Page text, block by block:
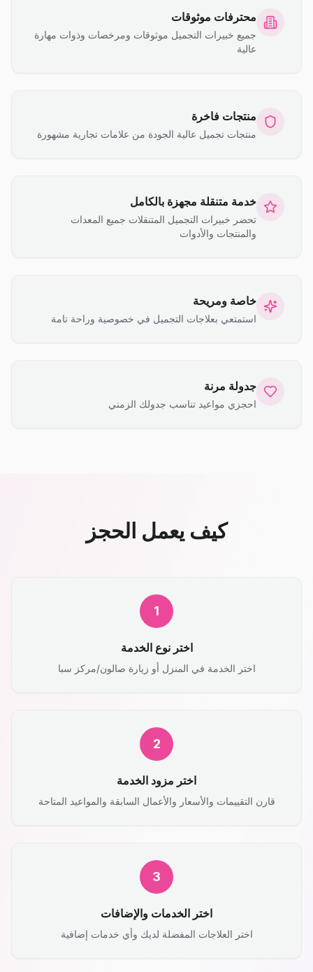
محترفات موثوقات
جميع خبيرات التجميل موثوقات ومرخصات وذوات مهارة
عالية
منتجات فاخرة
منتجات تجميل عالية الجودة من علامات تجارية مشهورة
خدمة متنقلة مجهزة بالكامل
تحضر خبيرات التجميل المتنقلات جميع المعدات
والمنتجات والأدوات
خاصة ومريحة
استمتعي بعلاجات التجميل في خصوصية وراحة تامة
جدولة مرنة
احجزي مواعيد تناسب جدولك الزمني
كيف يعمل الحجز
1
اختر نوع الخدمة
اختر الخدمة في المنزل أو زيارة صالون/مركز سبا
2
اختر مزود الخدمة
قارن التقييمات والأسعار والأعمال السابقة والمواعيد المتاحة
3
اختر الخدمات والإضافات
اختر العلاجات المفضلة لديك وأي خدمات إضافية